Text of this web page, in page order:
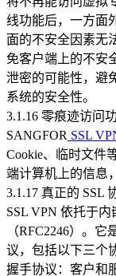
线功能后，一方面
面的不安全因素无
免客户端上的不安
泄密的可能性，避
系统的安全性。
3.1.16 零痕迹访问
SANGFOR SSL
Cookie、临时文件
端计算机上的信息
3.1.17 真正的 SSL
SSL VPN 依托于
（RFC2246）。
议，包括以下三个
握手协议：客户和